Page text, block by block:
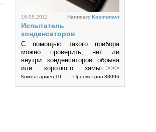
16.05.2011 Написал: Kosmonavt
Испытатель
конденсаторов
С помощью такого прибора
можно проверить, нет ли
внутри конденсаторов обрыва
или короткого замыкания,
значительной утечки.
>>>
Коментариев 10 Просмотров 33096